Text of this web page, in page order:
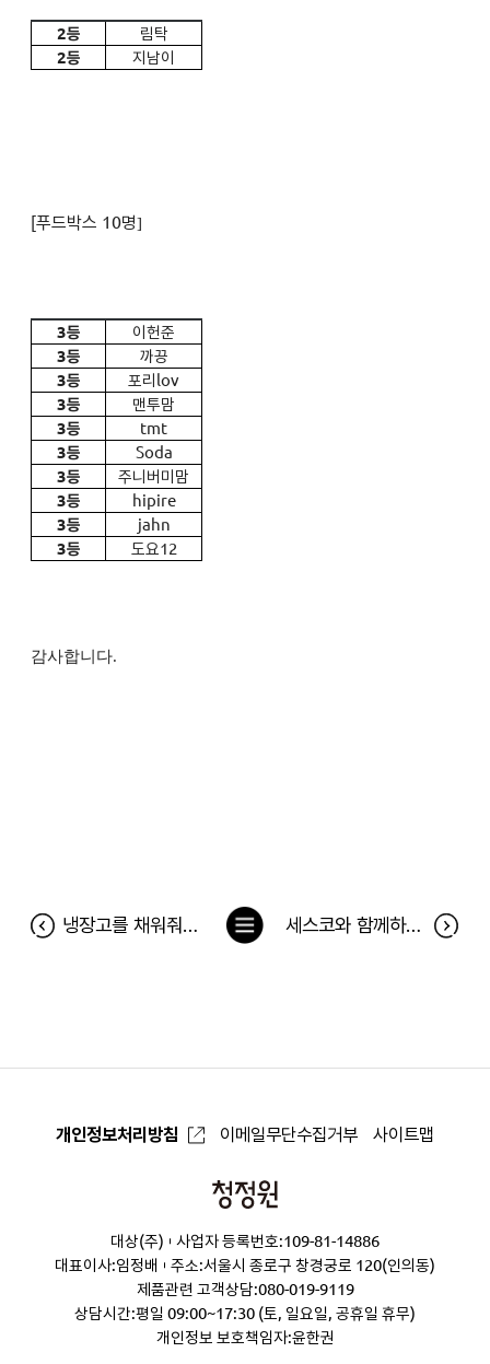
2등
림탁
2등 지남이
[푸드박스 10명]
3등
이헌준
3등
까끙
3등
포리lov
3등
맨투맘
3등
tmt
3등
Soda
3등
주니버미맘
3등
hipire
3등
jahn
3등 도요12
감사합니다.
냉장고를 채워줘 117차 당첨자(4월 8일~4월 14일) 세스코와 함께하는 건강한 호흡기를 위한 쿠킹클래스 당첨자
목
록
개인정보처리방침 이메일무단수집거부 사이트맵
청
원
대상(주)
사업자 등록번호:109-81-14886
대표이사:임정배
주소:서울시 종로구 창경궁로 120(인의동)
제품관련 고객상담:080-019-9119
상담시간:평일 09:00~17:30 (토, 일요일, 공휴일 휴무)
개인정보 보호책임자:윤한권